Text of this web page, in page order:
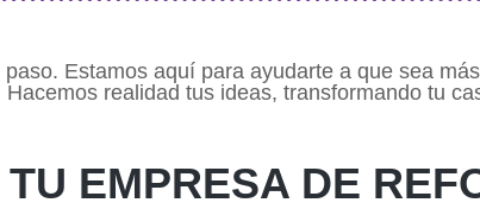
Estamos aquí para ayudarte a que sea
realidad tus ideas, transformando tu
EMPRESA DE